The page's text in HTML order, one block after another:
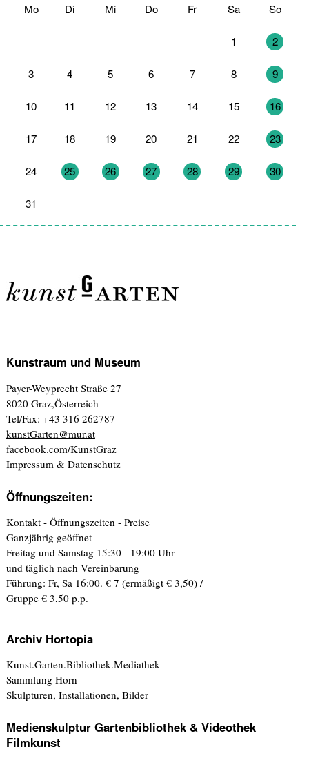
Mo Di Mi Do Fr Sa So
1 2
3 4 5 6 7 8 9
10 11 12 13 14 15 16
17 18 19 20 21 22 23
24 25 26 27 28 29 30
31
Kunstraum und Museum
Payer-Weyprecht Straße 27
8020 Graz,Österreich
Tel/Fax: +43 316 262787
kunstGarten@mur.at
facebook.com/KunstGraz
Impressum & Datenschutz
Öffnungszeiten:
Kontakt - Öffnungszeiten - Preise
Ganzjährig geöffnet
Freitag und Samstag 15:30 - 19:00 Uhr
und täglich nach Vereinbarung
Führung: Fr, Sa 16:00. € 7 (ermäßigt € 3,50) /
Gruppe € 3,50 p.p.
Archiv Hortopia
Kunst.Garten.Bibliothek.Mediathek
Sammlung Horn
Skulpturen, Installationen, Bilder
Medienskulptur Gartenbibliothek & Videothek
Filmkunst